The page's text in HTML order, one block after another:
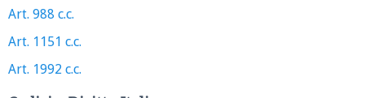
Art. 988 c.c.
Art. 1151 c.c.
Art. 1992 c.c.